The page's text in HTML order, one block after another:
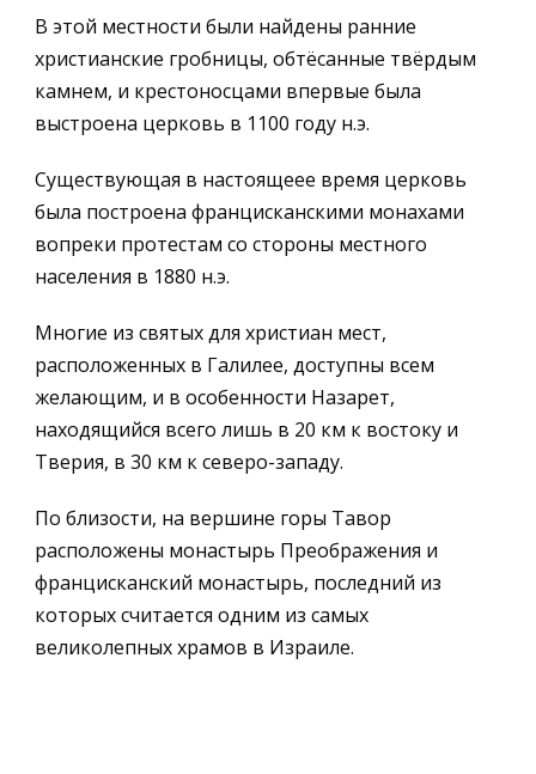
В этой местности были найдены ранние
христианские гробницы, обтёсанные твёрдым
камнем, и крестоносцами впервые была
выстроена церковь в 1100 году н.э.
Существующая в настоящеее время церковь
была построена францисканскими монахами
вопреки протестам со стороны местного
населения в 1880 н.э.
Многие из святых для христиан мест,
расположенных в Галилее, доступны всем
желающим, и в особенности Назарет,
находящийся всего лишь в 20 км к востоку и
Тверия, в 30 км к северо-западу.
По близости, на вершине горы Тавор
расположены монастырь Преображения и
францисканский монастырь, последний из
которых считается одним из самых
великолепных храмов в Израиле.